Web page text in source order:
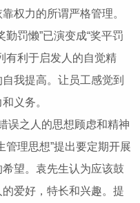
权力的所谓严格管理。
罚懒”已演变成“奖平罚
有利于启发人的自觉精
我提高。让员工感觉到
义务。
之人的思想顾虑和精神
管理思想”提出要定期开展
望。袁先生认为应该鼓
爱好，特长和兴趣。提